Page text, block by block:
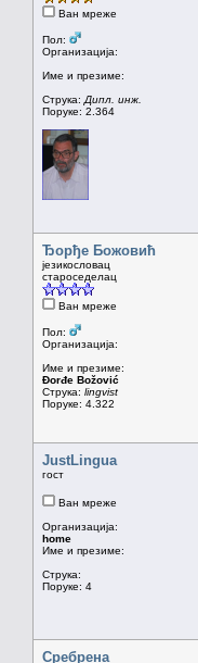
Ван мреже
Пол:
Организација:
Име и презиме:
Струка: Дипл. инж.
Поруке: 2.364
Ђорђе Божовић
језикословац
староседелац
Ван мреже
Пол:
Организација:
Име и презиме:
Đorđe Božović
Струка: lingvist
Поруке: 4.322
JustLingua
гост
Ван мреже
Организација:
home
Име и презиме:
Струка:
Поруке: 4
Сребрена